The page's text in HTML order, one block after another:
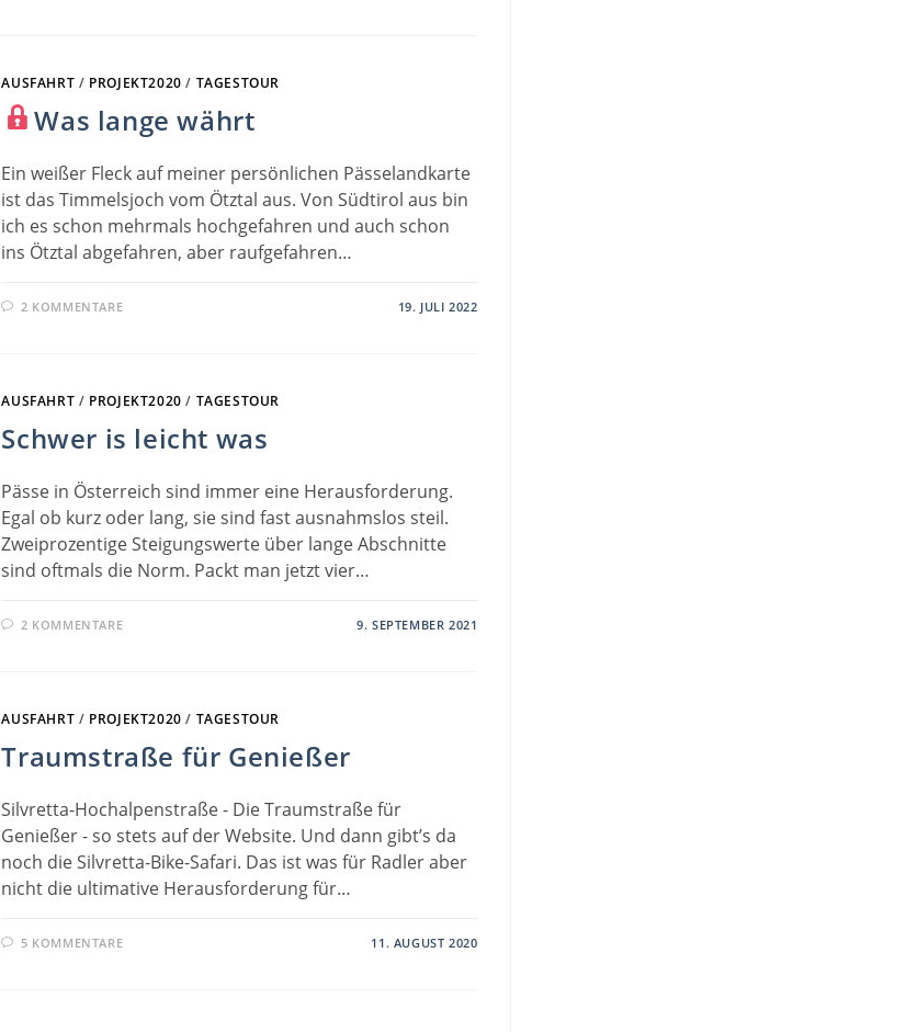
AUSFAHRT / PROJEKT2020 / TAGESTOUR
Was lange währt
Ein weißer Fleck auf meiner persönlichen Pässelandkarte
ist das Timmelsjoch vom Ötztal aus. Von Südtirol aus bin
ich es schon mehrmals hochgefahren und auch schon
ins Ötztal abgefahren, aber raufgefahren…
2 KOMMENTARE 19. JULI 2022
AUSFAHRT / PROJEKT2020 / TAGESTOUR
Schwer is leicht was
Pässe in Österreich sind immer eine Herausforderung.
Egal ob kurz oder lang, sie sind fast ausnahmslos steil.
Zweiprozentige Steigungswerte über lange Abschnitte
sind oftmals die Norm. Packt man jetzt vier…
2 KOMMENTARE 9. SEPTEMBER 2021
AUSFAHRT / PROJEKT2020 / TAGESTOUR
Traumstraße für Genießer
Silvretta-Hochalpenstraße - Die Traumstraße für
Genießer - so stets auf der Website. Und dann gibt’s da
noch die Silvretta-Bike-Safari. Das ist was für Radler aber
nicht die ultimative Herausforderung für…
5 KOMMENTARE 11. AUGUST 2020